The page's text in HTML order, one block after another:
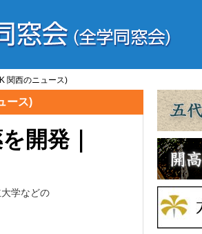
関西のニュース)
ース)
開発｜
学などの